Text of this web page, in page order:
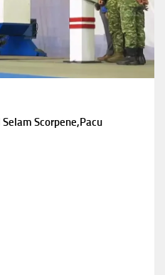
Scorpene,Pacu